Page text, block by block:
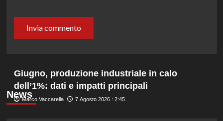
News
Giugno, produzione industriale in calo
dell’1%: dati e impatti principali
Marco Vaccarella 7 Agosto 2026 : 2:45